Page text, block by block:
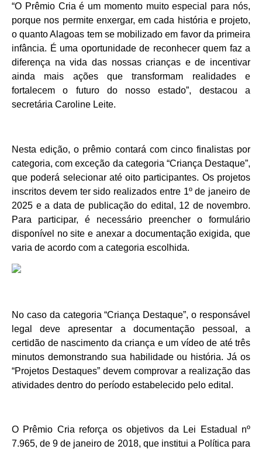
“O Prêmio Cria é um momento muito especial para nós,
porque nos permite enxergar, em cada história e projeto,
o quanto Alagoas tem se mobilizado em favor da primeira
infância. É uma oportunidade de reconhecer quem faz a
diferença na vida das nossas crianças e de incentivar
ainda mais ações que transformam realidades e
fortalecem o futuro do nosso estado”, destacou a
secretária Caroline Leite.
Nesta edição, o prêmio contará com cinco finalistas por
categoria, com exceção da categoria “Criança Destaque”,
que poderá selecionar até oito participantes. Os projetos
inscritos devem ter sido realizados entre 1º de janeiro de
2025 e a data de publicação do edital, 12 de novembro.
Para participar, é necessário preencher o formulário
disponível no site e anexar a documentação exigida, que
varia de acordo com a categoria escolhida.
No caso da categoria “Criança Destaque”, o responsável
legal deve apresentar a documentação pessoal, a
certidão de nascimento da criança e um vídeo de até três
minutos demonstrando sua habilidade ou história. Já os
“Projetos Destaques” devem comprovar a realização das
atividades dentro do período estabelecido pelo edital.
O Prêmio Cria reforça os objetivos da Lei Estadual nº
7.965, de 9 de janeiro de 2018, que institui a Política para